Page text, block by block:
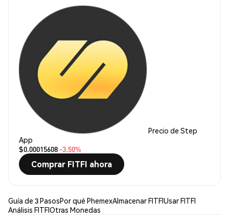
Precio de Step
App
$0.00015608 -3.50%
Comprar FITFI ahora
Guía de 3 PasosPor qué PhemexAlmacenar FITFIUsar FITFI
Análisis FITFIOtras Monedas